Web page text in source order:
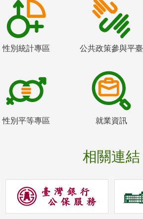
性別統計專區 公共政策參與平臺
性別平等專區 就業資訊
相關連結